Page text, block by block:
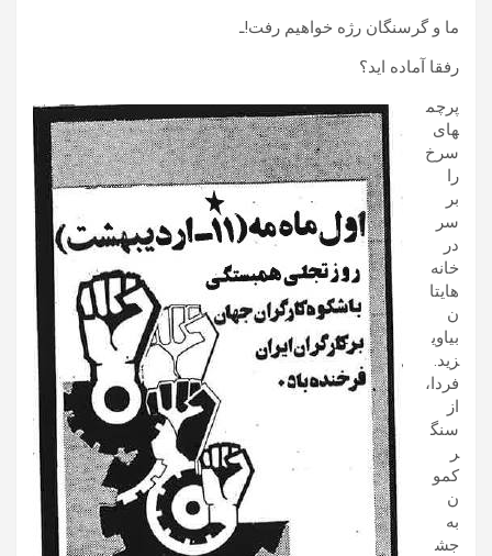
ما و گرسنگان رژه خواهیم رفت!ـ
رفقا آماده اید؟
پرچم
های
سرخ
را
بر
سر
در
خانه
هایتا
ن
بیاوی
زید.
فردا،
از
سنگ
ر
کمو
ن
به
جش